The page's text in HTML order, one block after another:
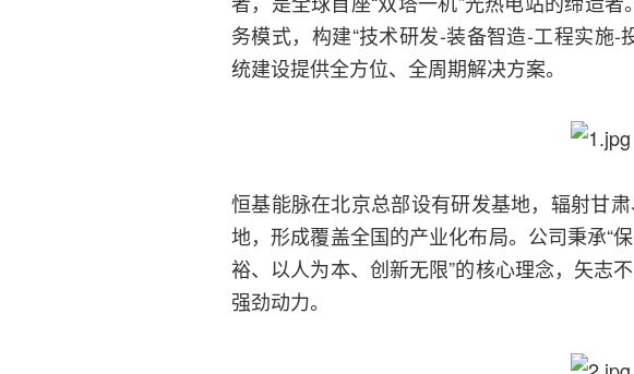
务模式，构建“技术研发-装备智造-工程实施-
统建设提供全方位、全周期解决方案。
恒基能脉在北京总部设有研发基地，辐射甘
地，形成覆盖全国的产业化布局。公司秉承“
裕、以人为本、创新无限”的核心理念，矢志
强劲动力。